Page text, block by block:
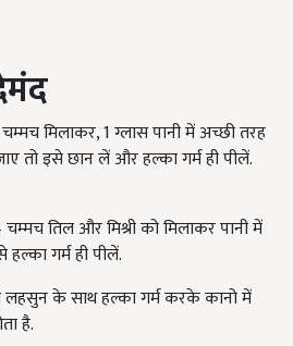
मिलाकर, 1 ग्लास पानी में अच्छी तरह
तो इसे छान लें और हल्का गर्म ही पीलें.
तिल और मिश्री को मिलाकर पानी में
गर्म ही पीलें.
के साथ हल्का गर्म करके कानो में
है.